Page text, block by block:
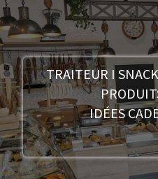
TRAITEUR I
IDÉES